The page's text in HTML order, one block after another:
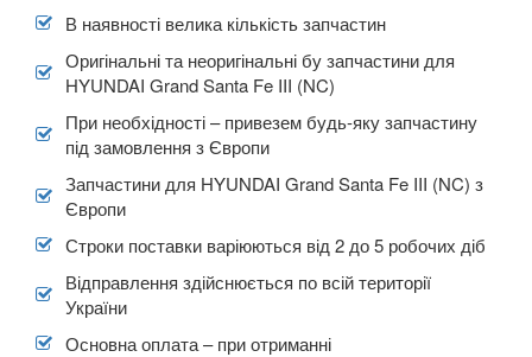
В наявності велика кількість запчастин
Оригінальні та неоригінальні бу запчастини для
HYUNDAI Grand Santa Fe III (NC)
При необхідності – привезем будь-яку запчастину
під замовлення з Європи
Запчастини для HYUNDAI Grand Santa Fe III (NC) з
Європи
Строки поставки варіюються від 2 до 5 робочих діб
Відправлення здійснюється по всій території
України
Основна оплата – при отриманні